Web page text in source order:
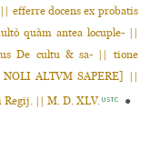
efferre docens ex probatis
quàm antea locuple- ||
De cultu & sa- || tione
ALTVM SAPERE] ||
Regij. || M. D. XLV. USTC ●